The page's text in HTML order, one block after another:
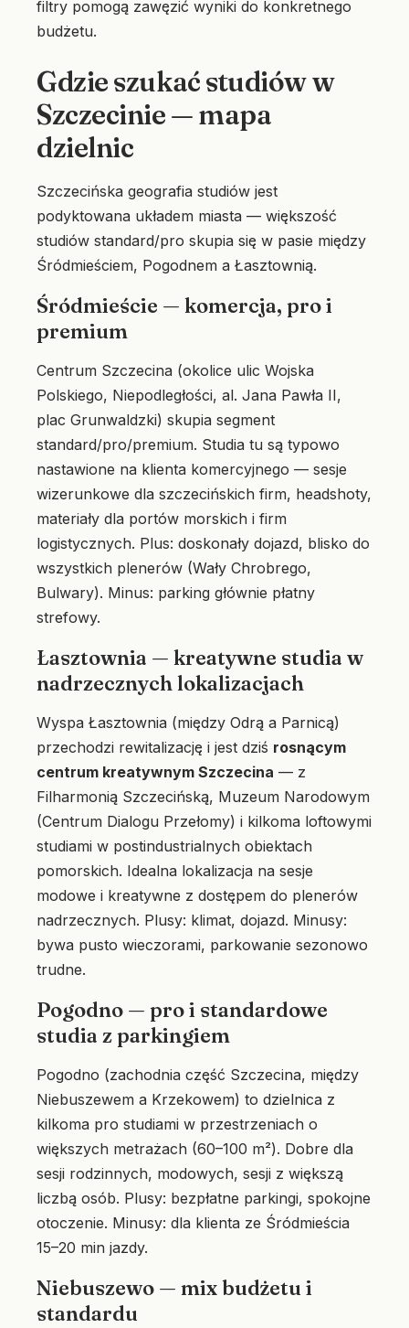
filtry pomogą zawęzić wyniki do konkretnego
budżetu.
Gdzie szukać studiów w
Szczecinie — mapa
dzielnic
Szczecińska geografia studiów jest
podyktowana układem miasta — większość
studiów standard/pro skupia się w pasie między
Śródmieściem, Pogodnem a Łasztownią.
Śródmieście — komercja, pro i
premium
Centrum Szczecina (okolice ulic Wojska
Polskiego, Niepodległości, al. Jana Pawła II,
plac Grunwaldzki) skupia segment
standard/pro/premium. Studia tu są typowo
nastawione na klienta komercyjnego — sesje
wizerunkowe dla szczecińskich firm, headshoty,
materiały dla portów morskich i firm
logistycznych. Plus: doskonały dojazd, blisko do
wszystkich plenerów (Wały Chrobrego,
Bulwary). Minus: parking głównie płatny
strefowy.
Łasztownia — kreatywne studia w
nadrzecznych lokalizacjach
Wyspa Łasztownia (między Odrą a Parnicą)
przechodzi rewitalizację i jest dziś rosnącym
centrum kreatywnym Szczecina — z
Filharmonią Szczecińską, Muzeum Narodowym
(Centrum Dialogu Przełomy) i kilkoma loftowymi
studiami w postindustrialnych obiektach
pomorskich. Idealna lokalizacja na sesje
modowe i kreatywne z dostępem do plenerów
nadrzecznych. Plusy: klimat, dojazd. Minusy:
bywa pusto wieczorami, parkowanie sezonowo
trudne.
Pogodno — pro i standardowe
studia z parkingiem
Pogodno (zachodnia część Szczecina, między
Niebuszewem a Krzekowem) to dzielnica z
kilkoma pro studiami w przestrzeniach o
większych metrażach (60–100 m²). Dobre dla
sesji rodzinnych, modowych, sesji z większą
liczbą osób. Plusy: bezpłatne parkingi, spokojne
otoczenie. Minusy: dla klienta ze Śródmieścia
15–20 min jazdy.
Niebuszewo — mix budżetu i
standardu